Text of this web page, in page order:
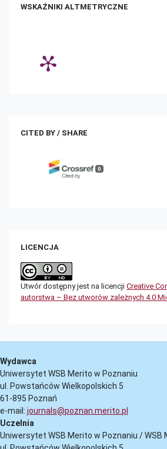
WSKAŹNIKI ALTMETRYCZNE
CITED BY / SHARE
0
LICENCJA
Utwór dostępny jest na licencji Creative
autorstwa – Bez utworów zależnych 4.0
Wydawca
Uniwersytet WSB Merito w Poznaniu
ul. Powstańców Wielkopolskich 5
61-895 Poznań
e-mail: journals@poznan.merito.pl
Uczelnia
Uniwersytet WSB Merito w Poznaniu / WSB